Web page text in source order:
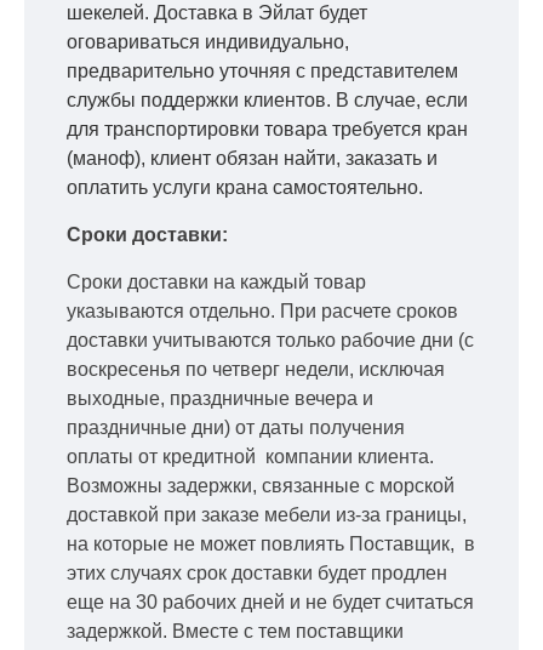
шекелей. Доставка в Эйлат будет
оговариваться индивидуально,
предварительно уточняя с представителем
службы поддержки клиентов. В случае, если
для транспортировки товара требуется кран
(маноф), клиент обязан найти, заказать и
оплатить услуги крана самостоятельно.
Сроки доставки:
Сроки доставки на каждый товар
указываются отдельно. При расчете сроков
доставки учитываются только рабочие дни (с
воскресенья по четверг недели, исключая
выходные, праздничные вечера и
праздничные дни) от даты получения
оплаты от кредитной компании клиента.
Возможны задержки, связанные с морской
доставкой при заказе мебели из-за границы,
на которые не может повлиять Поставщик, в
этих случаях срок доставки будет продлен
еще на 30 рабочих дней и не будет считаться
задержкой. Вместе с тем поставщики